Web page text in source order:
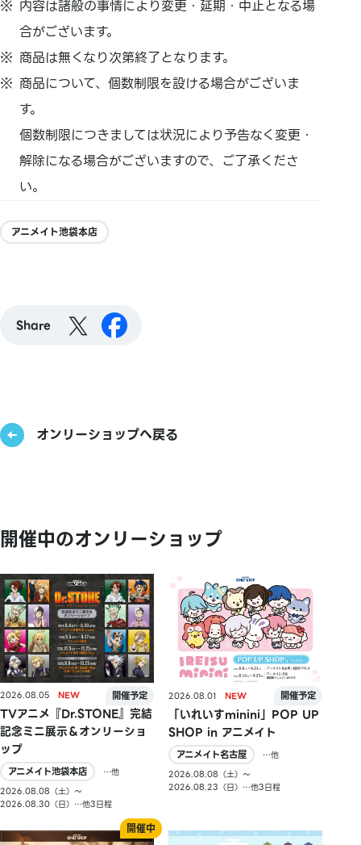
内容は諸般の事情により変更・延期・中止となる場
合がございます。
商品は無くなり次第終了となります。
商品について、個数制限を設ける場合がございま
す。
個数制限につきましては状況により予告なく変更・
解除になる場合がございますので、ご了承くださ
い。
アニメイト池袋本店
Share
オンリーショップへ戻る
開催中のオンリーショップ
2026.08.05
TVアニメ『Dr.STONE』完結
記念ミニ展示＆オンリーショ
ップ
アニメイト池袋本店
…他
2026.08.08（土）〜
2026.08.30（日）…他3日程
2026.08.01
「いれいすminini」POP UP
SHOP in アニメイト
アニメイト名古屋
…他
2026.08.08（土）〜
2026.08.23（日）…他3日程